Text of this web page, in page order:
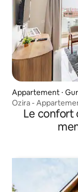
Appartement ⋅
Ozira -
Le confort